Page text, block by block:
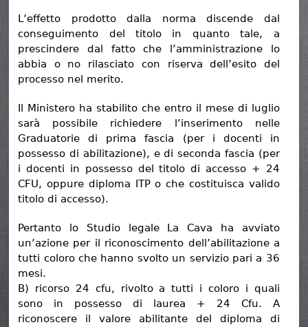
L’effetto prodotto dalla norma discende dal
conseguimento del titolo in quanto tale, a
prescindere dal fatto che l’amministrazione lo
abbia o no rilasciato con riserva dell’esito del
processo nel merito.
Il Ministero ha stabilito che entro il mese di luglio
sarà possibile richiedere l’inserimento nelle
Graduatorie di prima fascia (per i docenti in
possesso di abilitazione), e di seconda fascia (per
i docenti in possesso del titolo di accesso + 24
CFU, oppure diploma ITP o che costituisca valido
titolo di accesso).
Pertanto lo Studio legale La Cava ha avviato
un’azione per il riconoscimento dell’abilitazione a
tutti coloro che hanno svolto un servizio pari a 36
mesi.
B) ricorso 24 cfu, rivolto a tutti i coloro i quali
sono in possesso di laurea + 24 Cfu. A
riconoscere il valore abilitante del diploma di